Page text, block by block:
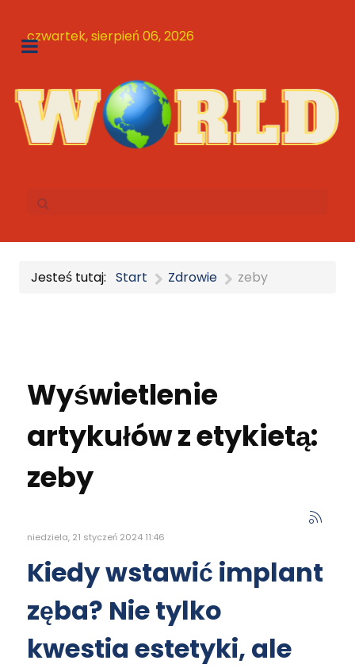
czwartek, sierpień 06, 2026
Jesteś tutaj: Start Zdrowie zeby
Wyświetlenie
artykułów z etykietą:
zeby
niedziela, 21 styczeń 2024 11:46
Kiedy wstawić implant
zęba? Nie tylko
kwestia estetyki, ale